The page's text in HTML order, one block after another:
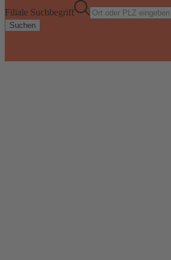
Filiale Suchbegriff
Suchen